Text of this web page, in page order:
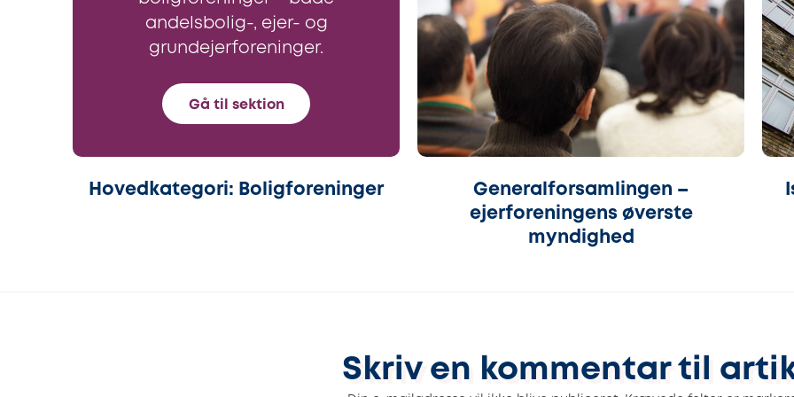
andelsbolig-, ejer- og
grundejerforeninger.
Gå til sektion
Hovedkategori: Boligforeninger
Generalforsamlingen –
ejerforeningens øverste
myndighed
Skriv en kommentar til